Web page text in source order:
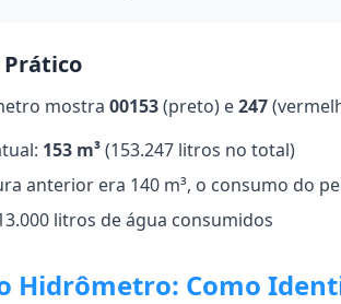
Prático
mostra 00153(preto) e247
153 m³(153.247 litros no total)
anterior era 140 m³, o consumo do
litros de água consumidos
Hidrômetro: Como